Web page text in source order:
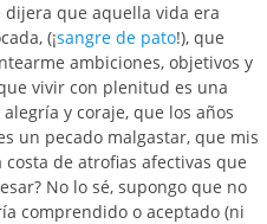
que aquella vida era
(¡sangre de pato!), que
ambiciones, objetivos y
vivir con plenitud es una
y coraje, que los años
un pecado malgastar, que mis
de atrofias afectivas que
No lo sé, supongo que no
comprendido o aceptado (ni